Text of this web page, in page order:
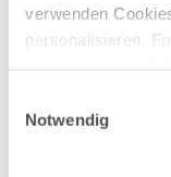
verwenden
personalisieren,
deiner
Notwendig
©